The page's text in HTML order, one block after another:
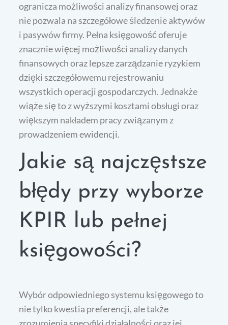
ogranicza możliwości analizy finansowej oraz
nie pozwala na szczegółowe śledzenie aktywów
i pasywów firmy. Pełna księgowość oferuje
znacznie więcej możliwości analizy danych
finansowych oraz lepsze zarządzanie ryzykiem
dzięki szczegółowemu rejestrowaniu
wszystkich operacji gospodarczych. Jednakże
wiąże się to z wyższymi kosztami obsługi oraz
większym nakładem pracy związanym z
prowadzeniem ewidencji.
Jakie są najczęstsze
błędy przy wyborze
KPIR lub pełnej
księgowości?
Wybór odpowiedniego systemu księgowego to
nie tylko kwestia preferencji, ale także